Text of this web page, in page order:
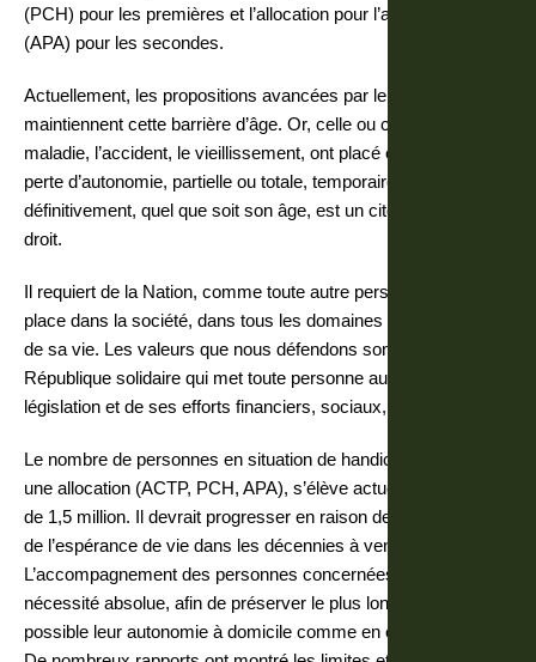
(PCH) pour les premières et l’allocation pour l’autonomie
(APA) pour les secondes.
Actuellement, les propositions avancées par le gouvernement
maintiennent cette barrière d’âge. Or, celle ou celui que la
maladie, l’accident, le vieillissement, ont placé en situation de
perte d’autonomie, partielle ou totale, temporairement ou
définitivement, quel que soit son âge, est un citoyen de plein
droit.
Il requiert de la Nation, comme toute autre personne, une égale
place dans la société, dans tous les domaines et tout au long
de sa vie. Les valeurs que nous défendons sont celles d’une
République solidaire qui met toute personne au cœur de sa
législation et de ses efforts financiers, sociaux, culturels…
Le nombre de personnes en situation de handicap touchant
une allocation (ACTP, PCH, APA), s’élève actuellement à plus
de 1,5 million. Il devrait progresser en raison de l’allongement
de l’espérance de vie dans les décennies à venir.
L’accompagnement des personnes concernées est une
nécessité absolue, afin de préserver le plus longtemps
possible leur autonomie à domicile comme en établissement.